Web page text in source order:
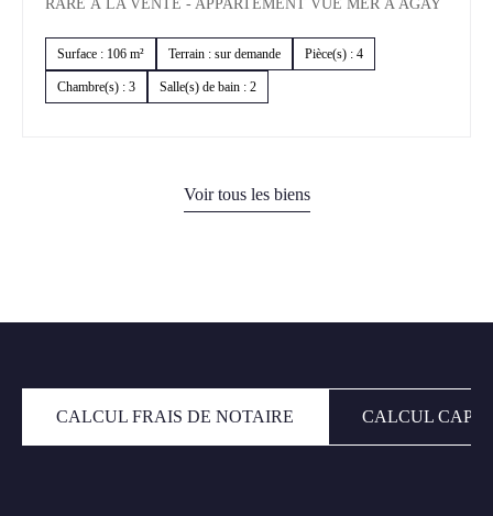
RARE À LA VENTE - APPARTEMENT VUE MER À AGAY
Surface : 106 m² Terrain : sur demande Pièce(s) : 4
Chambre(s) : 3 Salle(s) de bain : 2
Voir tous les biens
CALCUL FRAIS DE NOTAIRE CALCUL